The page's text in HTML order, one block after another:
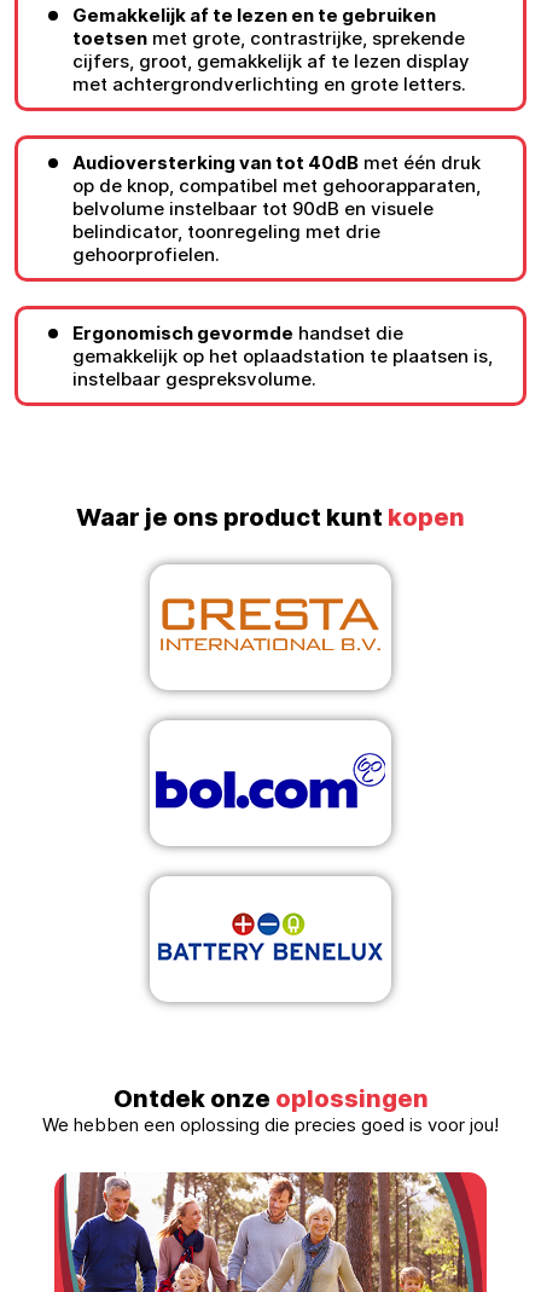
Gemakkelijk af te lezen en te gebruiken
toetsen met grote, contrastrijke, sprekende
cijfers, groot, gemakkelijk af te lezen display
met achtergrondverlichting en grote letters.
Audioversterking van tot 40dB met één druk
op de knop, compatibel met gehoorapparaten,
belvolume instelbaar tot 90dB en visuele
belindicator, toonregeling met drie
gehoorprofielen.
Ergonomisch gevormde handset die
gemakkelijk op het oplaadstation te plaatsen is,
instelbaar gespreksvolume.
Waar je ons product kunt kopen
Ontdek onze oplossingen
We hebben een oplossing die precies goed is voor jou!